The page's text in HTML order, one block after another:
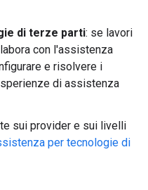
di terze parti: se lavori
con l'assistenza
e risolvere i
di assistenza
sui provider e sui livelli
per tecnologie di